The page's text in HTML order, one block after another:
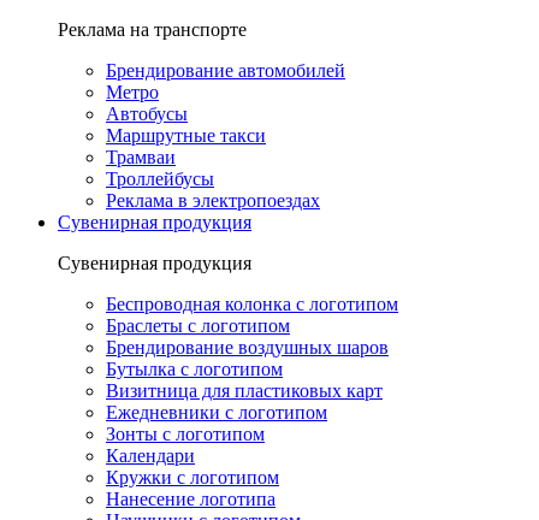
Реклама на транспорте
Брендирование автомобилей
Метро
Автобусы
Маршрутные такси
Трамваи
Троллейбусы
Реклама в электропоездах
Сувенирная продукция
Сувенирная продукция
Беспроводная колонка с логотипом
Браслеты с логотипом
Брендирование воздушных шаров
Бутылка с логотипом
Визитница для пластиковых карт
Ежедневники с логотипом
Зонты с логотипом
Календари
Кружки с логотипом
Нанесение логотипа